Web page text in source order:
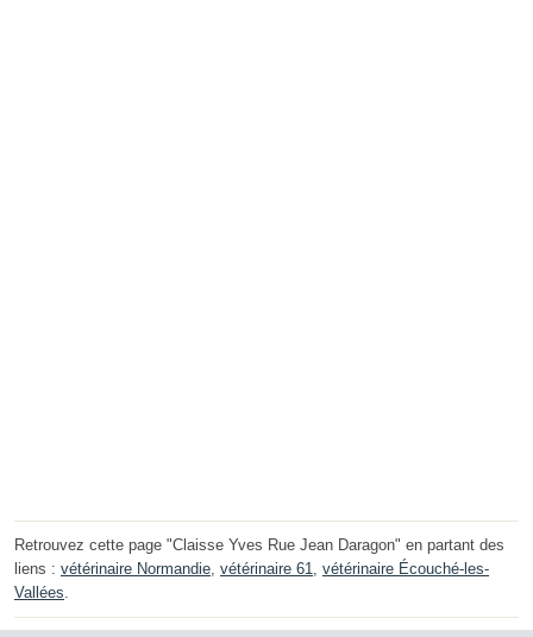
Retrouvez cette page "Claisse Yves Rue Jean Daragon" en partant des
liens : vétérinaire Normandie, vétérinaire 61, vétérinaire Écouché-les-
Vallées.